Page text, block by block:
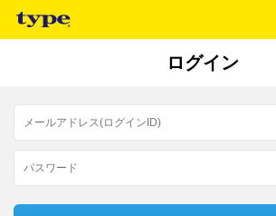
ログイン